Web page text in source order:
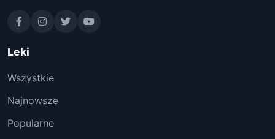
Leki
Wszystkie
Najnowsze
Popularne